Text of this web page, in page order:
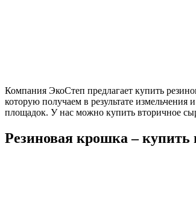
Компания ЭкоСтеп предлагает купить
которую получаем в результате
площадок. У нас можно купить вторичное
Резиновая крошка – купить